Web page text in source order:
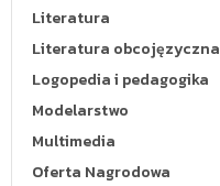
Literatura
Literatura obcojęzyczna
Logopedia i pedagogika
Modelarstwo
Multimedia
Oferta Nagrodowa